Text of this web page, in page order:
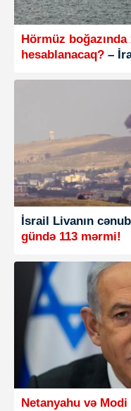
Hörmüz
hesablanacaq? –
İsrail Livanın
gündə 113 mərmi!
Netanyahu və Modi